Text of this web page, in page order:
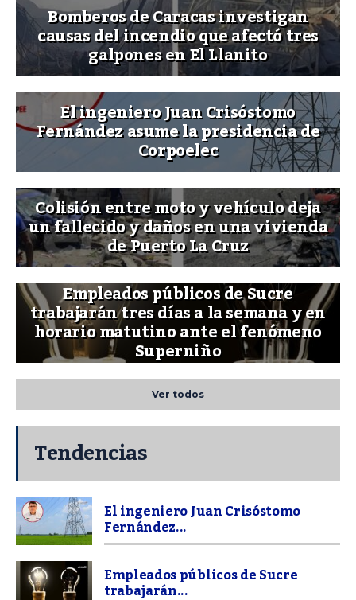
Bomberos de Caracas investigan
causas del incendio que afectó tres
galpones en El Llanito
El ingeniero Juan Crisóstomo
Fernández asume la presidencia de
Corpoelec
Colisión entre moto y vehículo deja
un fallecido y daños en una vivienda
de Puerto La Cruz
Empleados públicos de Sucre
trabajarán tres días a la semana y en
horario matutino ante el fenómeno
Superniño
Ver todos
Tendencias
El ingeniero Juan Crisóstomo
Fernández...
Empleados públicos de Sucre
trabajarán...